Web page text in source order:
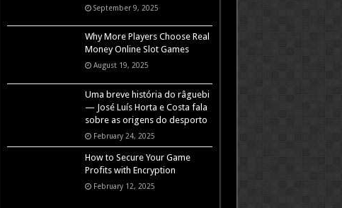
September 9, 2025
Why More Players Choose Real
Money Online Slot Games
August 19, 2025
Uma breve história do râguebi
— José Luís Horta e Costa fala
sobre as origens do desporto
February 24, 2025
How to Secure Your Game
Profits with Encryption
February 12, 2025